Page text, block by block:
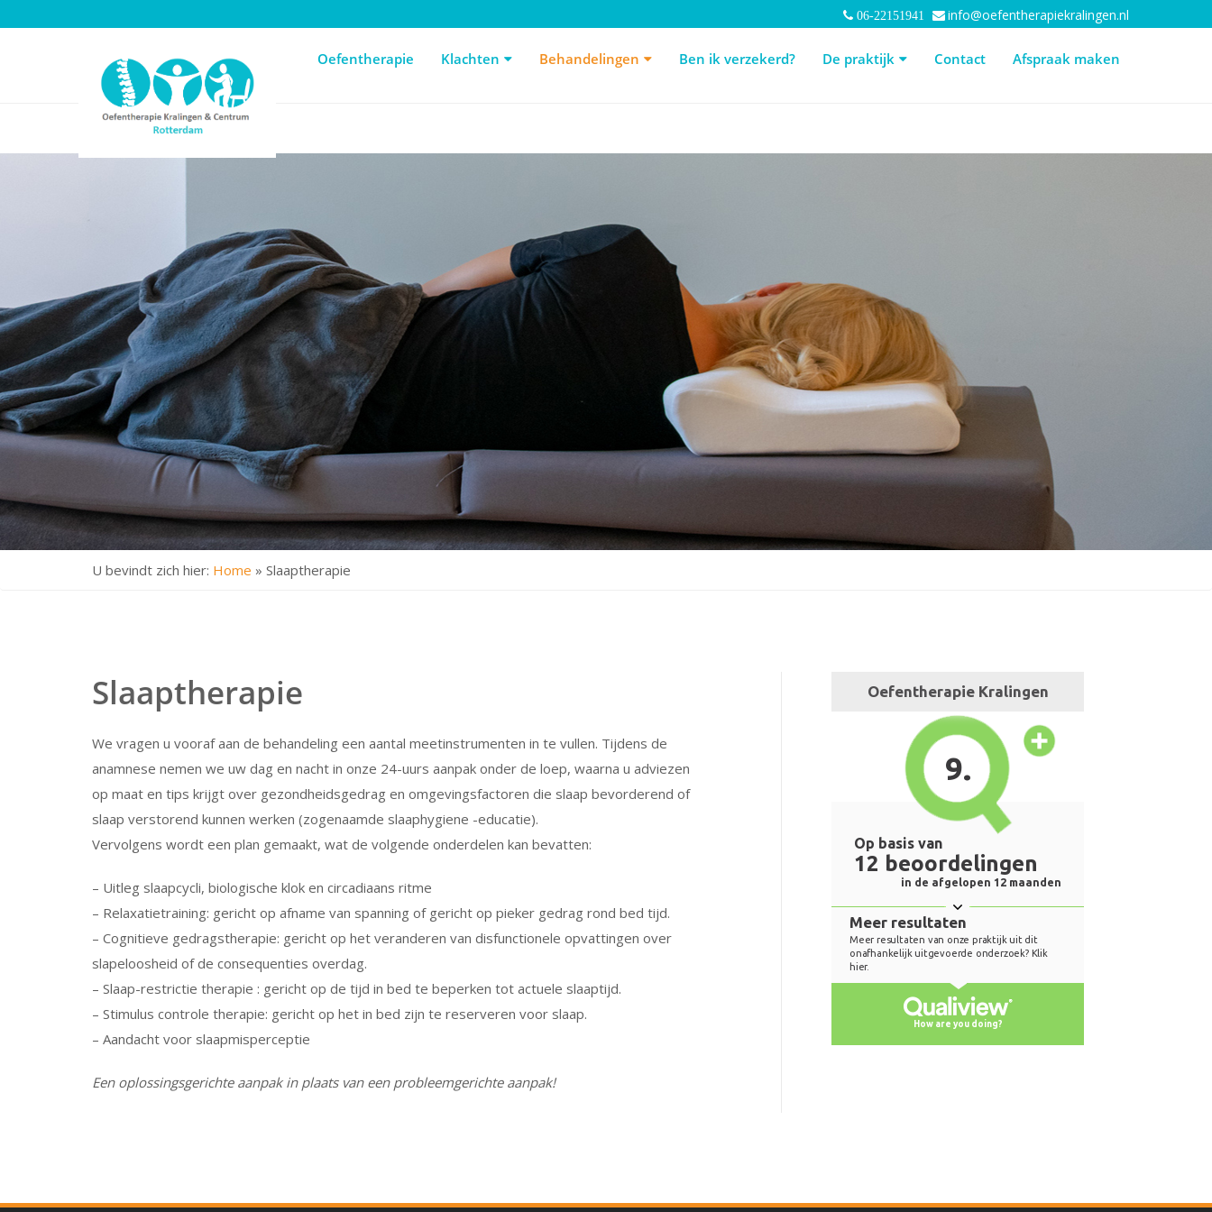
Oefentherapie Klachten Behandelingen Ben ik verzekerd? De praktijk Contact Afspraak maken
06-22151941 info@oefentherapiekralingen.nl
Oefentherapie Klachten Behandelingen Ben ik verzekerd? De praktijk Contact Afspraak maken
U bevindt zich hier: Home » Slaaptherapie
Slaaptherapie
We vragen u vooraf aan de behandeling een aantal meetinstrumenten in te vullen. Tijdens de
anamnese nemen we uw dag en nacht in onze 24-uurs aanpak onder de loep, waarna u adviezen
op maat en tips krijgt over gezondheidsgedrag en omgevingsfactoren die slaap bevorderend of
slaap verstorend kunnen werken (zogenaamde slaaphygiene -educatie).
Vervolgens wordt een plan gemaakt, wat de volgende onderdelen kan bevatten:
– Uitleg slaapcycli, biologische klok en circadiaans ritme
– Relaxatietraining: gericht op afname van spanning of gericht op pieker gedrag rond bed tijd.
– Cognitieve gedragstherapie: gericht op het veranderen van disfunctionele opvattingen over
slapeloosheid of de consequenties overdag.
– Slaap-restrictie therapie : gericht op de tijd in bed te beperken tot actuele slaaptijd.
– Stimulus controle therapie: gericht op het in bed zijn te reserveren voor slaap.
– Aandacht voor slaapmisperceptie
Een oplossingsgerichte aanpak in plaats van een probleemgerichte aanpak!